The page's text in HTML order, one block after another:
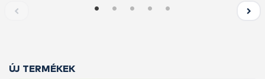
ÚJ TERMÉKEK